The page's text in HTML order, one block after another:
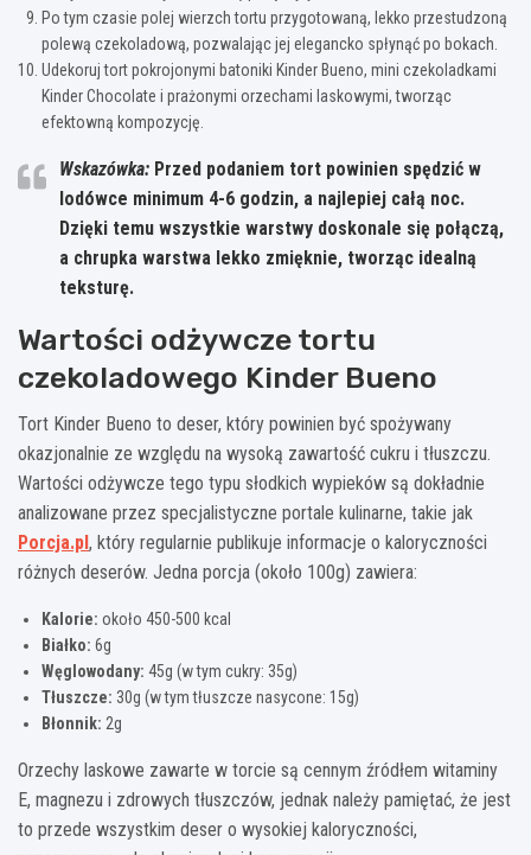
Po tym czasie polej wierzch tortu przygotowaną, lekko przestudzoną
polewą czekoladową, pozwalając jej elegancko spłynąć po bokach.
Udekoruj tort pokrojonymi batoniki Kinder Bueno, mini czekoladkami
Kinder Chocolate i prażonymi orzechami laskowymi, tworząc
efektowną kompozycję.
Wskazówka: Przed podaniem tort powinien spędzić w
lodówce minimum 4-6 godzin, a najlepiej całą noc.
Dzięki temu wszystkie warstwy doskonale się połączą,
a chrupka warstwa lekko zmięknie, tworząc idealną
teksturę.
Wartości odżywcze tortu
czekoladowego Kinder Bueno
Tort Kinder Bueno to deser, który powinien być spożywany
okazjonalnie ze względu na wysoką zawartość cukru i tłuszczu.
Wartości odżywcze tego typu słodkich wypieków są dokładnie
analizowane przez specjalistyczne portale kulinarne, takie jak
Porcja.pl, który regularnie publikuje informacje o kaloryczności
różnych deserów. Jedna porcja (około 100g) zawiera:
Kalorie: około 450-500 kcal
Białko: 6g
Węglowodany: 45g (w tym cukry: 35g)
Tłuszcze: 30g (w tym tłuszcze nasycone: 15g)
Błonnik: 2g
Orzechy laskowe zawarte w torcie są cennym źródłem witaminy
E, magnezu i zdrowych tłuszczów, jednak należy pamiętać, że jest
to przede wszystkim deser o wysokiej kaloryczności,